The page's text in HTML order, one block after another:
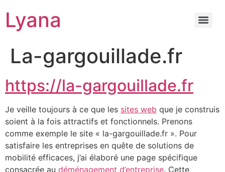
Lyana
La-gargouillade.fr
https://la-gargouillade.fr
Je veille toujours à ce que les sites web que je construis
soient à la fois attractifs et fonctionnels. Prenons
comme exemple le site « la-gargouillade.fr ». Pour
satisfaire les entreprises en quête de solutions de
mobilité efficaces, j’ai élaboré une page spécifique
consacrée au déménagement d’entreprise. Cette